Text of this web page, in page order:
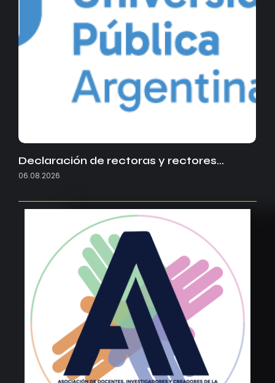
Declaración de rectoras y rectores…
06.08.2026